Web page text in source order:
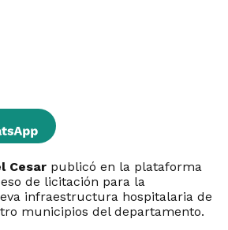
Cesar publicó en la plataforma
de licitación para la
infraestructura hospitalaria de
municipios del departamento.